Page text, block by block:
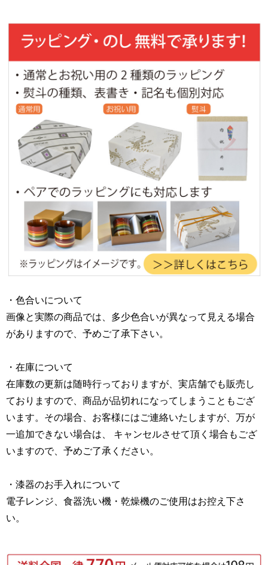
・色合いについて
画像と実際の商品では、多少色合いが異なって見える場合
がありますので、予めご了承下さい。
・在庫について
在庫数の更新は随時行っておりますが、実店舗でも販売し
ておりますので、商品が品切れになってしまうこともござ
います。その場合、お客様にはご連絡いたしますが、万が
一追加できない場合は、 キャンセルさせて頂く場合もござ
いますので、予めご了承ください。
・漆器のお手入れについて
電子レンジ、食器洗い機・乾燥機のご使用はお控え下さ
い。